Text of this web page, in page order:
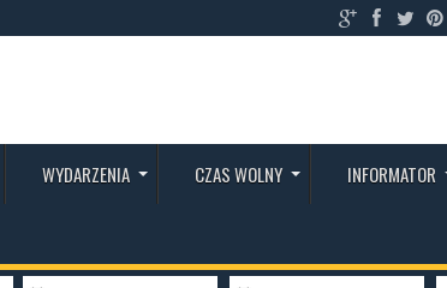
WYDARZENIA CZAS WOLNY INFORMATOR